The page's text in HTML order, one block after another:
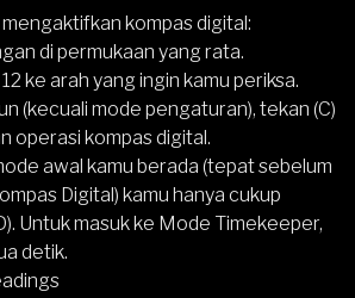
kompas digital:
di permukaan yang rata.
ke arah yang ingin kamu periksa.
(kecuali mode pengaturan), tekan (C)
operasi kompas digital.
awal kamu berada (tepat sebelum
Digital) kamu hanya cukup
Untuk masuk ke Mode Timekeeper,
detik.